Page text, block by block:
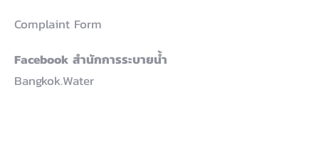
Complaint Form
Facebook สำนักการระบายน้ำ
Bangkok.Water